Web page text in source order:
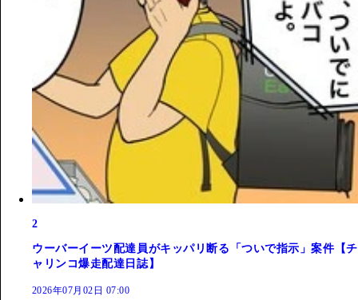
2
ウーバーイーツ配達員がキッパリ断る「ついで指示」案件【チ
ャリンコ爆走配達日誌】
2026年07月02日 07:00